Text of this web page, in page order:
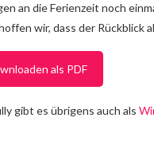
an die Ferienzeit noch
wir, dass der Rückblick
als PDF
gibt es übrigens auch als